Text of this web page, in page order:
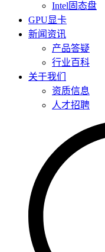
Intel固态盘
GPU显卡
新闻资讯
产品答疑
行业百科
关于我们
资质信息
人才招聘